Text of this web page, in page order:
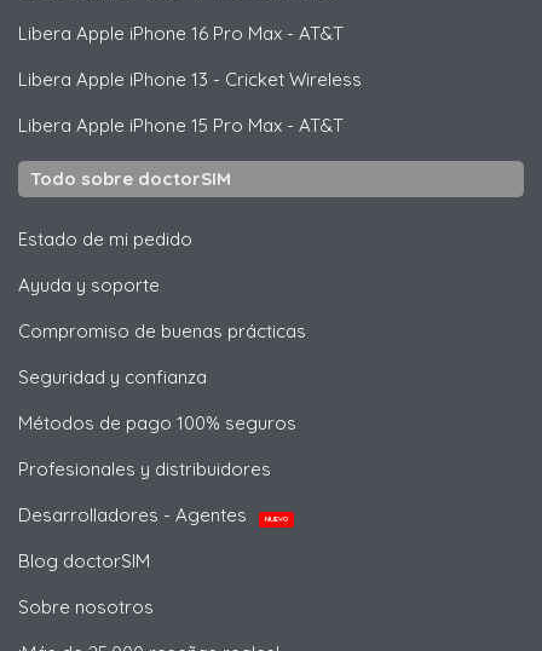
Libera Apple iPhone 16 Pro Max - AT&T
Libera Apple iPhone 13 - Cricket Wireless
Libera Apple iPhone 15 Pro Max - AT&T
Todo sobre doctorSIM
Estado de mi pedido
Ayuda y soporte
Compromiso de buenas prácticas
Seguridad y confianza
Métodos de pago 100% seguros
Profesionales y distribuidores
Desarrolladores - Agentes
NUEVO
Blog doctorSIM
Sobre nosotros